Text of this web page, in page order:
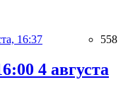
16:37 558
4 августа